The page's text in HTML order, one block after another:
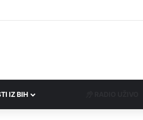
području ZDK izvršili 24 inspekcijska nadzora
IZ BIH